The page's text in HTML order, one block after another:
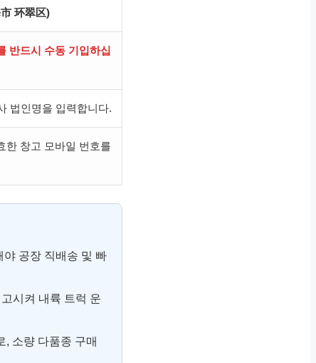
环翠区)
반드시 수동 기입하십
법인명을 입력합니다.
한 창고 모바일 번호를
야 공장 직배송 및 빠
시켜 내륙 트럭 운
, 소량 다품종 구매